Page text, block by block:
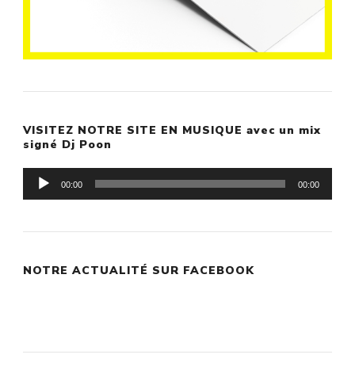
VISITEZ NOTRE SITE EN MUSIQUE avec un mix
signé Dj Poon
Lecteur
audio
00:00 00:00
NOTRE ACTUALITÉ SUR FACEBOOK